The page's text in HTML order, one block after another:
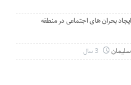
بحران های اجتماعی در منطقه
3 سال